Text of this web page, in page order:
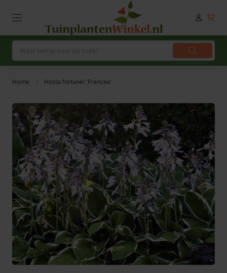
Home Hosta fortunei 'Francee'